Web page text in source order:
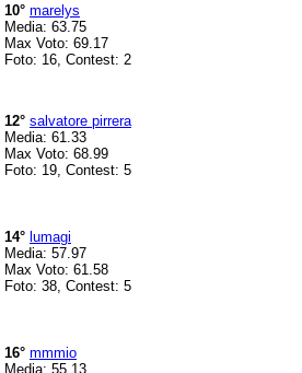
10° marelys
Media: 63.75
Max Voto: 69.17
Foto: 16, Contest: 2
12° salvatore pirrera
Media: 61.33
Max Voto: 68.99
Foto: 19, Contest: 5
14° lumagi
Media: 57.97
Max Voto: 61.58
Foto: 38, Contest: 5
16° mmmio
Media: 55.13